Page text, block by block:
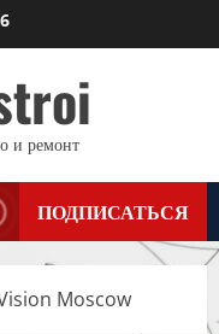
и ремонт
ПОДПИСАТЬСЯ
Moscow